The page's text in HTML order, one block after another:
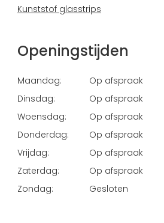
Kunststof glasstrips
Openingstijden
Maandag:
Op afspraak
Dinsdag:
Op afspraak
Woensdag:
Op afspraak
Donderdag:
Op afspraak
Vrijdag:
Op afspraak
Zaterdag:
Op afspraak
Zondag:
Gesloten